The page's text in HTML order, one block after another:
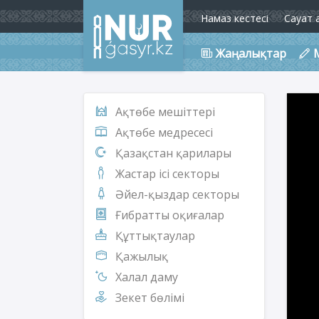
Намаз кестесі Сауат
Жаңалықтар
Ақтөбе мешіттері
Ақтөбе медресесі
Қазақстан қарилары
Жастар ісі секторы
Әйел-қыздар секторы
Ғибратты оқиғалар
Құттықтаулар
Қажылық
Халал даму
Зекет бөлімі